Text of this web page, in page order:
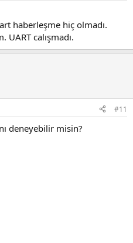
haberleşme hiç olmadı.
calışmadı.
#11
deneyebilir misin?